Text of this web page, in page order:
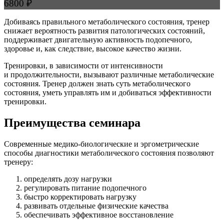
6800 ₽
Добиваясь правильного метаболического состояния, тренер
снижает вероятность развития патологических состояний,
поддерживает двигательную активность подопечного,
здоровье и, как следствие, высокое качество жизни.
Тренировки, в зависимости от интенсивности
и продолжительности, вызывают различные метаболические
состояния. Тренер должен знать суть метаболического
состояния, уметь управлять им и добиваться эффективности
тренировки.
Преимущества семинара
Современные медико-биологические и эргометрические
способы диагностики метаболического состояния позволяют
тренеру:
определять дозу нагрузки
регулировать питание подопечного
быстро корректировать нагрузку
развивать отдельные физические качества
обеспечивать эффективное восстанов­ление